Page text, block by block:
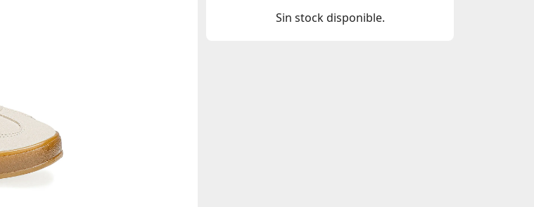
Sin stock disponible.